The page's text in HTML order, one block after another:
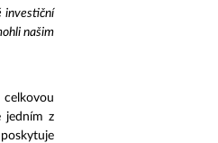
investiční
našim
jedním z